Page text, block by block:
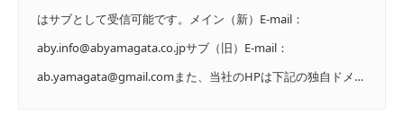
はサブとして受信可能です。メイン（新）E-mail：
aby.info@abyamagata.co.jpサブ（旧）E-mail：
ab.yamagata@gmail.comまた、当社のHPは下記の独自ドメ…